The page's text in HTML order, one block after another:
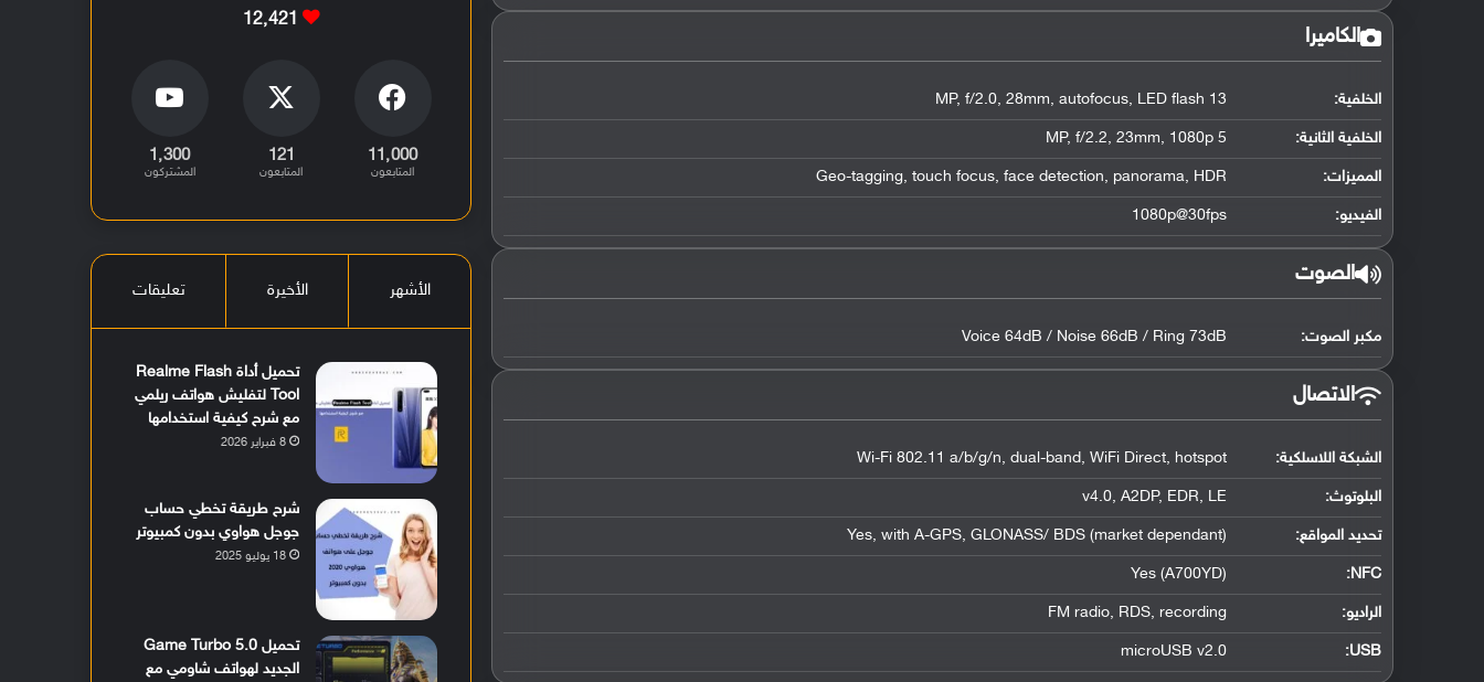
الكاميرا
الخلفية: 13 MP, f/2.0, 28mm, autofocus, LED flash
الخلفية الثانية: 5 MP, f/2.2, 23mm, 1080p
المميزات: Geo-tagging, touch focus, face detection, panorama, HDR
الفيديو: 1080p@30fps
الصوت
مكبر الصوت: Voice 64dB / Noise 66dB / Ring 73dB
الاتصال
الشبكة اللاسلكية: Wi-Fi 802.11 a/b/g/n, dual-band, WiFi Direct, hotspot
البلوتوث:
v4.0, A2DP, EDR, LE
تحديد المواقع:
Yes, with A-GPS, GLONASS/ BDS (market dependant)
NFC
:
Yes (A700YD)
الراديو: FM radio, RDS, recording
USB
:
microUSB v2.0
12٬421
11٬000
المتابعون
121
المتابعون
1٬300
المشتركون
الأشهر الأخيرة تعليقات
تحميل أداة Realme Flash
Tool لتفليش هواتف ريلمي
مع شرح كيفية استخدامها
8 فبراير 2026
شرح طريقة تخطي حساب
جوجل هواوي بدون كمبيوتر
18 يوليو 2025
تحميل Game Turbo 5.0
الجديد لهواتف شاومي مع